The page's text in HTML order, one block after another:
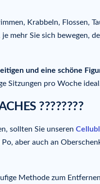
Krabbeln, Flossen,
mehr Sie sich bewegen,
und eine schöne
Sitzungen pro Woche
????????
sollten Sie unseren
aber auch an
Methode zum